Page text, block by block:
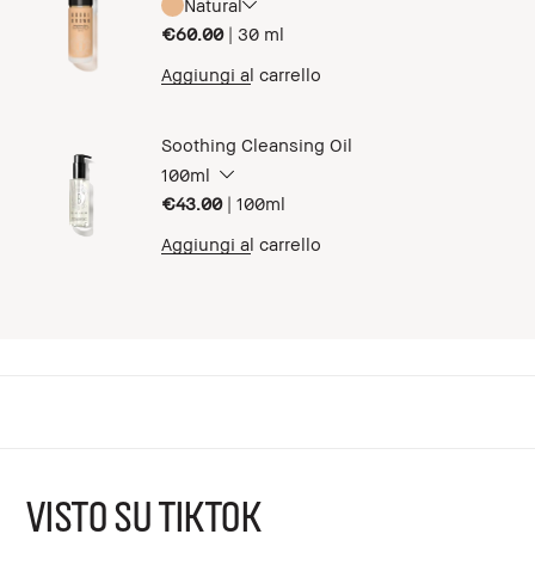
€60.00 | 30 ml
Aggiungi al carrello
Soothing Cleansing Oil
100ml
€43.00 | 100ml
Aggiungi al carrello
VISTO SU TIKTOK